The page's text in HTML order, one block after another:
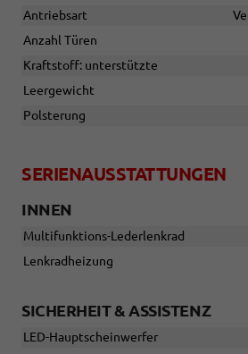
Antriebsart
Anzahl Türen
Kraftstoff: unterstützte
Leergewicht
Polsterung
SERIENAUSSTATTUNGEN
INNEN
Multifunktions-Lederlenkrad
Lenkradheizung
SICHERHEIT & ASSISTENZ
LED-Hauptscheinwerfer